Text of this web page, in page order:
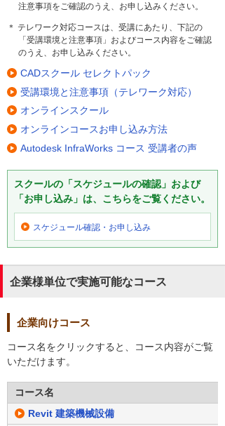
注意事項をご確認のうえ、お申し込みください。
＊ テレワーク対応コースは、受講にあたり、下記の
「受講環境と注意事項」およびコース内容をご確認
のうえ、お申し込みください。
CADスクール セレクトパック
受講環境と注意事項（テレワーク対応）
オンラインスクール
オンラインコースお申し込み方法
Autodesk InfraWorks コース 受講者の声
スクールの「スケジュールの確認」および
「お申し込み」は、こちらをご覧ください。
スケジュール確認・ お申し込み
企業様単位で実施可能なコース
企業向けコース
コース名をクリックすると、コース内容がご覧
いただけます。
コース名
Revit 建築機械設備